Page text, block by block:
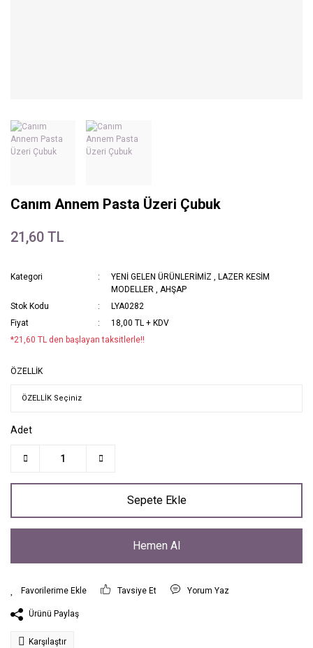
Canım Annem Pasta Üzeri Çubuk
21,60 TL
Kategori YENİ GELEN ÜRÜNLERİMİZ , LAZER KESİM
MODELLER ,AHŞAP
Stok Kodu
LYA0282
Fiyat
18,00 TL + KDV
*21,60 TL den başlayan taksitlerle!!
ÖZELLİK
Adet
Sepete Ekle
Hemen Al
Tavsiye Et Yorum Yaz
Ürünü Paylaş
Karşılaştır